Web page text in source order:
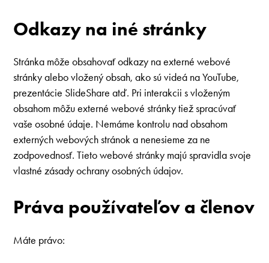
Odkazy na iné stránky
Stránka môže obsahovať odkazy na externé webové
stránky alebo vložený obsah, ako sú videá na YouTube,
prezentácie SlideShare atď. Pri interakcii s vloženým
obsahom môžu externé webové stránky tiež spracúvať
vaše osobné údaje. Nemáme kontrolu nad obsahom
externých webových stránok a nenesieme za ne
zodpovednosť. Tieto webové stránky majú spravidla svoje
vlastné zásady ochrany osobných údajov.
Práva používateľov a členov
Máte právo: